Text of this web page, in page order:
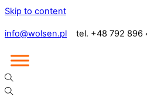
Skip to content
info@wolsen.pl tel. +48 792 896